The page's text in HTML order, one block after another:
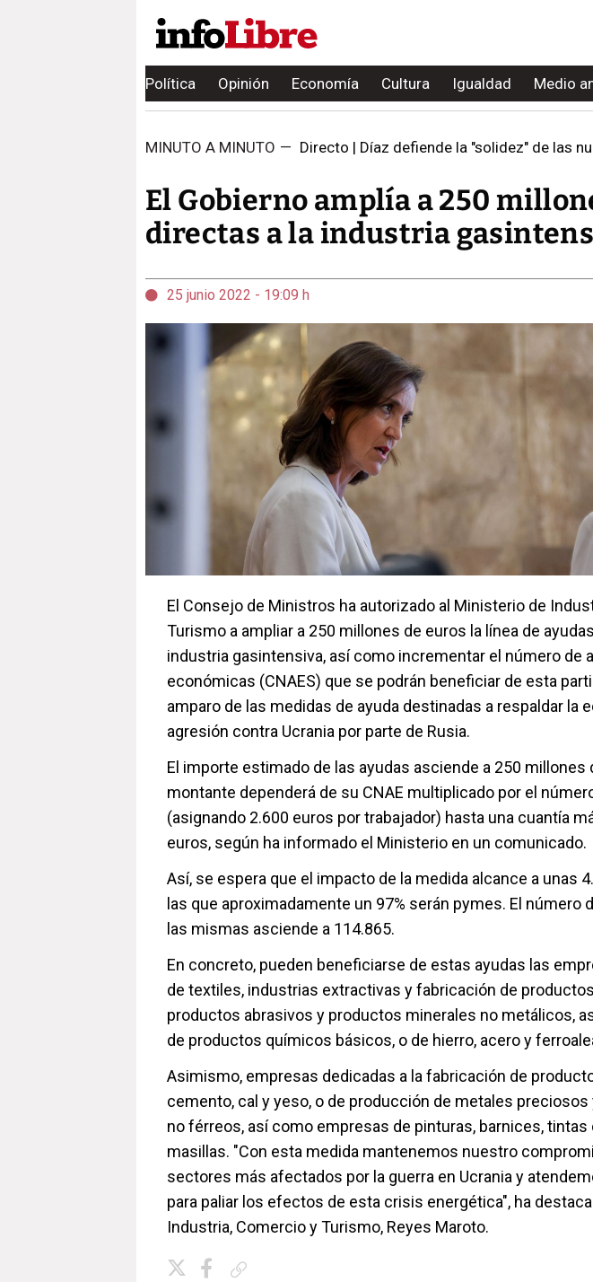
Política Opinión Economía Cultura Igualdad Medio
MINUTO A MINUTO — Directo | Díaz defiende la "solidez" de las
El Gobierno amplía a 250
directas a la industria
25 junio 2022 - 19:09 h
El Consejo de Ministros ha autorizado al Ministerio de
Turismo a ampliar a 250 millones de euros la línea de
industria gasintensiva, así como incrementar el número de
económicas (CNAES) que se podrán beneficiar de esta
amparo de las medidas de ayuda destinadas a respaldar la
agresión contra Ucrania por parte de Rusia.
El importe estimado de las ayudas asciende a 250 millones
montante dependerá de su CNAE multiplicado por el
(asignando 2.600 euros por trabajador) hasta una cuantía
euros, según ha informado el Ministerio en un comunicado.
Así, se espera que el impacto de la medida alcance a unas
las que aproximadamente un 97% serán pymes. El número
las mismas asciende a 114.865.
En concreto, pueden beneficiarse de estas ayudas las
de textiles, industrias extractivas y fabricación de
productos abrasivos y productos minerales no metálicos,
de productos químicos básicos, o de hierro, acero y
Asimismo, empresas dedicadas a la fabricación de
cemento, cal y yeso, o de producción de metales
no férreos, así como empresas de pinturas, barnices, tintas
masillas. "Con esta medida mantenemos nuestro
sectores más afectados por la guerra en Ucrania y
para paliar los efectos de esta crisis energética", ha
Industria, Comercio y Turismo, Reyes Maroto.